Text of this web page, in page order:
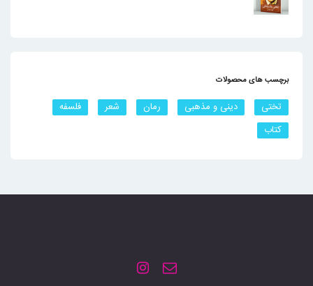
برچسب های محصولات
تختی دینی و مذهبی رمان شعر
فلسفه
کتاب